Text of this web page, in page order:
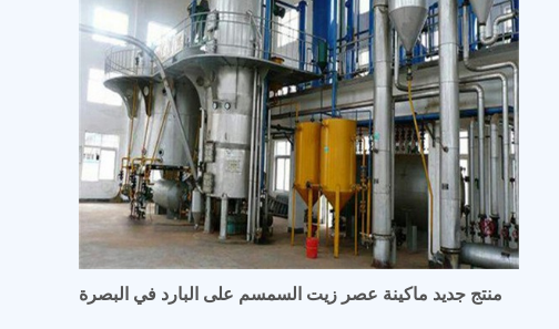
منتج جديد ماكينة عصر زيت السمسم على البارد في البصرة